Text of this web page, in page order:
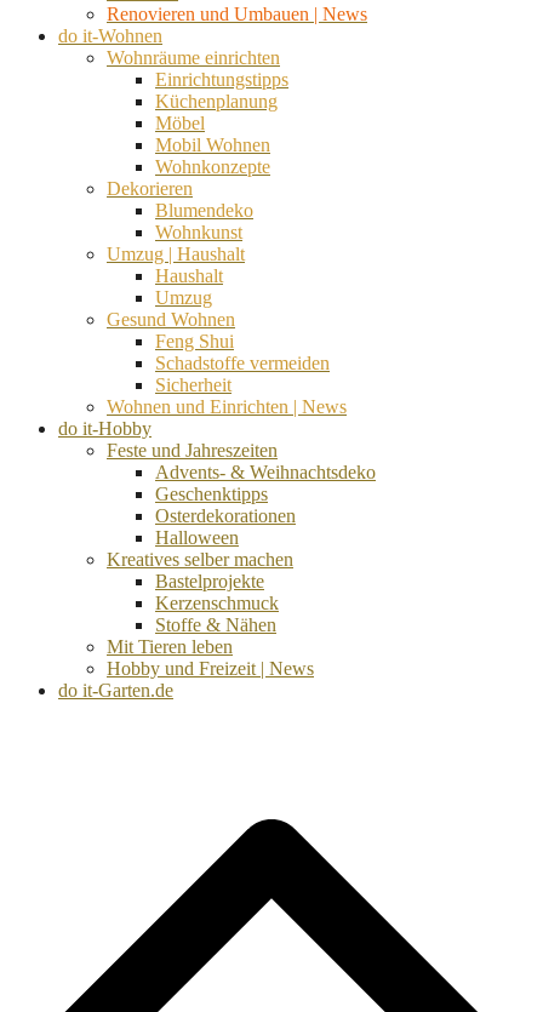
Renovieren und Umbauen | News
do it-Wohnen
Wohnräume einrichten
Einrichtungstipps
Küchenplanung
Möbel
Mobil Wohnen
Wohnkonzepte
Dekorieren
Blumendeko
Wohnkunst
Umzug | Haushalt
Haushalt
Umzug
Gesund Wohnen
Feng Shui
Schadstoffe vermeiden
Sicherheit
Wohnen und Einrichten | News
do it-Hobby
Feste und Jahreszeiten
Advents- & Weihnachtsdeko
Geschenktipps
Osterdekorationen
Halloween
Kreatives selber machen
Bastelprojekte
Kerzenschmuck
Stoffe & Nähen
Mit Tieren leben
Hobby und Freizeit | News
do it-Garten.de